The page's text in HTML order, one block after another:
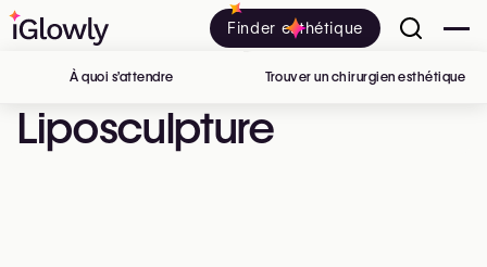
Finder esthétique
Liposculpture
À quoi s’attendre Trouver un chirurgien esthétique